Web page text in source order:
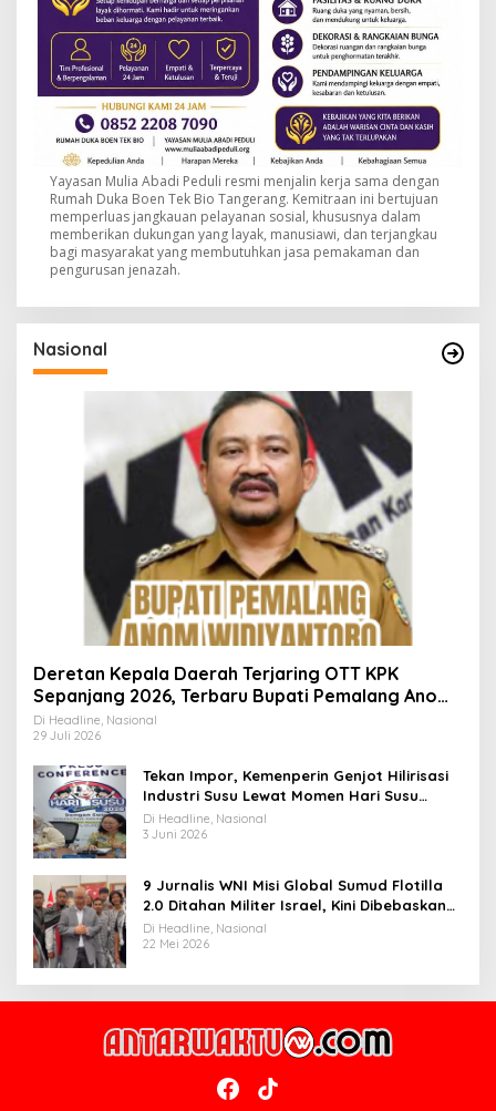
Yayasan Mulia Abadi Peduli resmi menjalin kerja sama dengan
Rumah Duka Boen Tek Bio Tangerang. Kemitraan ini bertujuan
memperluas jangkauan pelayanan sosial, khususnya dalam
memberikan dukungan yang layak, manusiawi, dan terjangkau
bagi masyarakat yang membutuhkan jasa pemakaman dan
pengurusan jenazah.
Nasional
Deretan Kepala Daerah Terjaring OTT KPK
Sepanjang 2026, Terbaru Bupati Pemalang Anom
Widiyantoro
Di Headline, Nasional
29 Juli 2026
Tekan Impor, Kemenperin Genjot Hilirisasi
Industri Susu Lewat Momen Hari Susu
Nusantara 2026
Di Headline, Nasional
3 Juni 2026
9 Jurnalis WNI Misi Global Sumud Flotilla
2.0 Ditahan Militer Israel, Kini Dibebaskan
dan Dievakuasi ke Istanbul
Di Headline, Nasional
22 Mei 2026